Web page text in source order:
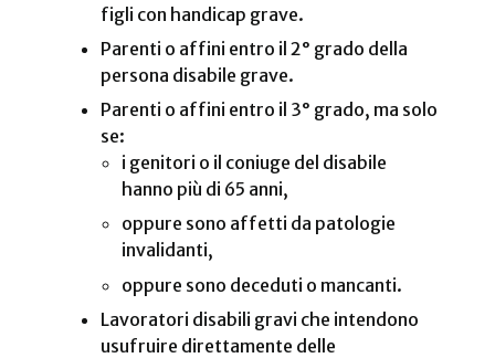
figli con handicap grave.
Parenti o affini entro il 2° grado della
persona disabile grave.
Parenti o affini entro il 3° grado, ma solo
se:
i genitori o il coniuge del disabile
hanno più di 65 anni,
oppure sono affetti da patologie
invalidanti,
oppure sono deceduti o mancanti.
Lavoratori disabili gravi che intendono
usufruire direttamente delle